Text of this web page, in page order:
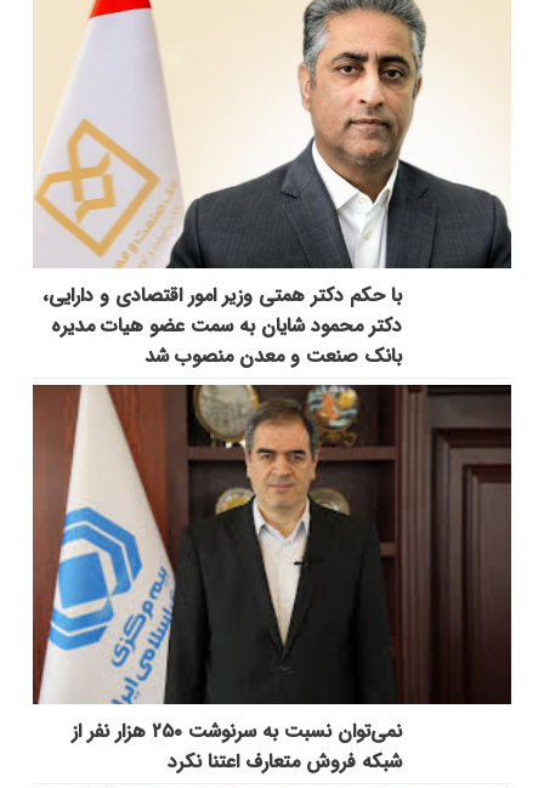
با حکم دکتر همتی وزیر امور اقتصادی و دارایی،
دکتر محمود شایان به سمت عضو هیات مدیره
بانک صنعت و معدن منصوب شد
نمی‌توان نسبت به سرنوشت ۲۵۰ هزار نفر از
شبکه فروش متعارف اعتنا نکرد